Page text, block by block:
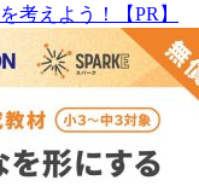
考えよう！【PR】